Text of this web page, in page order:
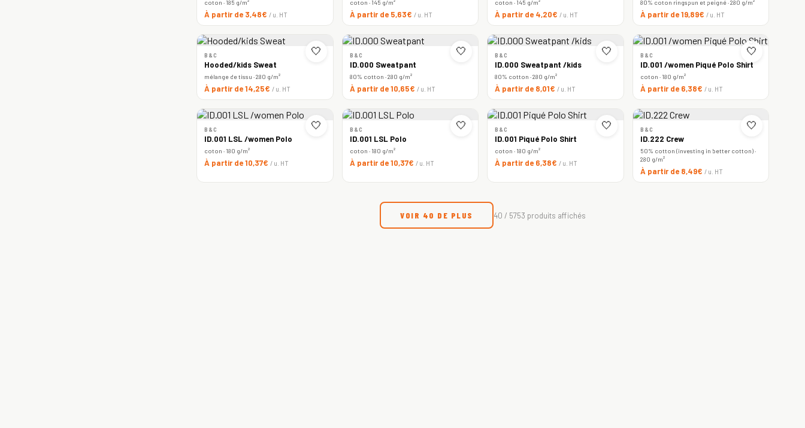
coton · 185 g/m²
À partir de 3,48€ / u. HT
coton · 145 g/m²
À partir de 5,63€ / u. HT
coton · 145 g/m²
À partir de 4,20€ / u. HT
80% coton ringspun et peigné · 280 g/m²
À partir de 19,89€ / u. HT
🤍
B&C
Hooded/kids Sweat
mélange de tissu · 280 g/m²
À partir de 14,25€ / u. HT
🤍
B&C
ID.000 Sweatpant
80% cotton · 280 g/m²
À partir de 10,65€ / u. HT
🤍
B&C
ID.000 Sweatpant /kids
80% cotton · 280 g/m²
À partir de 8,01€ / u. HT
🤍
B&C
ID.001 /women Piqué Polo Shirt
coton · 180 g/m²
À partir de 6,38€ / u. HT
🤍
B&C
ID.001 LSL /women Polo
coton · 180 g/m²
À partir de 10,37€ / u. HT
🤍
B&C
ID.001 LSL Polo
coton · 180 g/m²
À partir de 10,37€ / u. HT
🤍
B&C
ID.001 Piqué Polo Shirt
coton · 180 g/m²
À partir de 6,38€ / u. HT
🤍
B&C
ID.222 Crew
50% cotton (investing in better cotton) ·
280 g/m²
À partir de 8,49€ / u. HT
VOIR 40 DE PLUS 40 / 5753 produits affichés